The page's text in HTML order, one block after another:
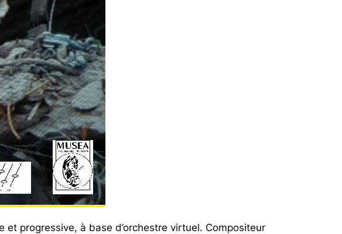
progressive, à base d’orchestre virtuel. Compositeur